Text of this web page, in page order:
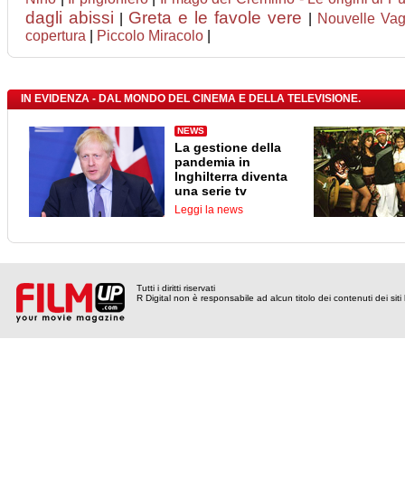
dagli abissi Greta e le favole vere
Nouvelle
copertura
Piccolo Miracolo
IN EVIDENZA - DAL MONDO DEL CINEMA E DELLA TELEVISIONE.
NEWS
La gestione della
pandemia in
Inghilterra diventa
una serie tv
Leggi la news
Tutti i diritti riservati
R Digital non è responsabile ad alcun titolo dei contenuti dei siti